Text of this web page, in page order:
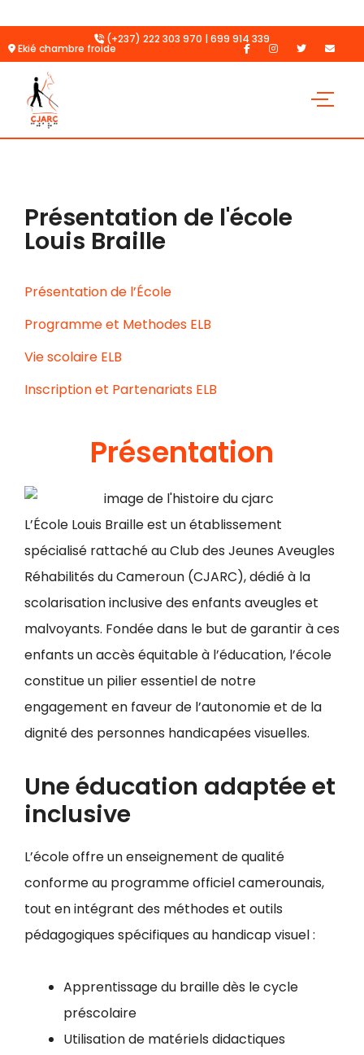
(+237) 222 303 970 | 699 914 339
Ekié chambre froide
Présentation de l'école
Louis Braille
Présentation de l’École
Programme et Methodes ELB
Vie scolaire ELB
Inscription et Partenariats ELB
Présentation
L’École Louis Braille est un établissement
spécialisé rattaché au Club des Jeunes Aveugles
Réhabilités du Cameroun (CJARC), dédié à la
scolarisation inclusive des enfants aveugles et
malvoyants. Fondée dans le but de garantir à ces
enfants un accès équitable à l’éducation, l’école
constitue un pilier essentiel de notre
engagement en faveur de l’autonomie et de la
dignité des personnes handicapées visuelles.
Une éducation adaptée et
inclusive
L’école offre un enseignement de qualité
conforme au programme officiel camerounais,
tout en intégrant des méthodes et outils
pédagogiques spécifiques au handicap visuel :
Apprentissage du braille dès le cycle
préscolaire
Utilisation de matériels didactiques